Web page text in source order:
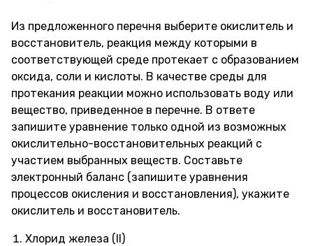
Из предложенного перечня выберите окислитель и
восстановитель, реакция между которыми в
соответствующей среде протекает с образованием
оксида, соли и кислоты. В качестве среды для
протекания реакции можно использовать воду или
вещество, приведенное в перечне. В ответе
запишите уравнение только одной из возможных
окислительно-восстановительных реакций с
участием выбранных веществ. Составьте
электронный баланс (запишите уравнения
процессов окисления и восстановления), укажите
окислитель и восстановитель.
Хлорид железа (II)